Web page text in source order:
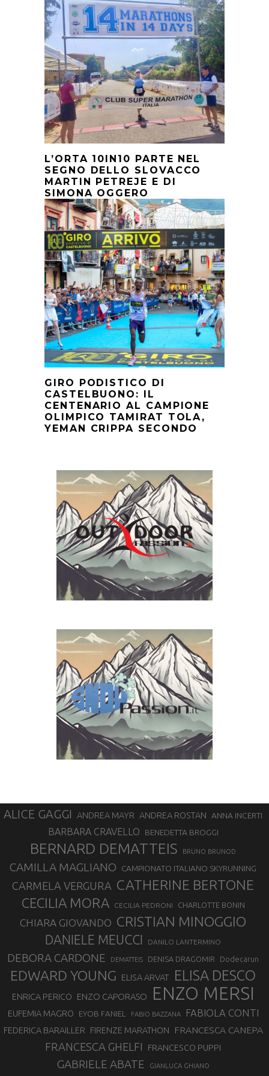
L’ORTA 10IN10 PARTE NEL
SEGNO DELLO SLOVACCO
MARTIN PETREJE E DI
SIMONA OGGERO
GIRO PODISTICO DI
CASTELBUONO: IL
CENTENARIO AL CAMPIONE
OLIMPICO TAMIRAT TOLA,
YEMAN CRIPPA SECONDO
ALICE GAGGI ANDREA MAYR ANDREA ROSTAN ANNA INCERTI
BARBARA CRAVELLO BENEDETTA BROGGI
BERNARD DEMATTEIS BRUNO BRUNOD
CAMILLA MAGLIANO CAMPIONATO ITALIANO SKYRUNNING
CARMELA VERGURA CATHERINE BERTONE
CECILIA MORA CECILIA PEDRONI CHARLOTTE BONIN
CHIARA GIOVANDO CRISTIAN MINOGGIO
DANIELE MEUCCI DANILO LANTERMINO
DEBORA CARDONE DEMATTEIS DENISA DRAGOMIR Dodecarun
EDWARD YOUNG ELISA ARVAT ELISA DESCO
ENRICA PERICO ENZO CAPORASO ENZO MERSI
EUFEMIA MAGRO EYOB FANIEL FABIO BAZZANA FABIOLA CONTI
FEDERICA BARAILLER FIRENZE MARATHON FRANCESCA CANEPA
FRANCESCA GHELFI FRANCESCO PUPPI
GABRIELE ABATE GIANLUCA GHIANO